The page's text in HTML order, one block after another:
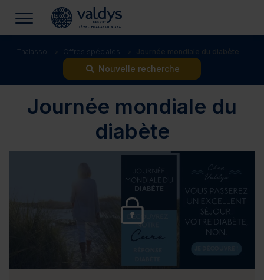
Thalasso Offres spéciales Journée mondiale du diabète
Nouvelle recherche
Journée mondiale du
diabète